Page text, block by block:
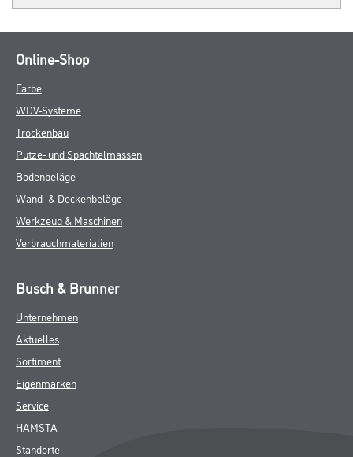
Online-Shop
Farbe
WDV-Systeme
Trockenbau
Putze- und Spachtelmassen
Bodenbeläge
Wand- & Deckenbeläge
Werkzeug & Maschinen
Verbrauchmaterialien
Busch & Brunner
Unternehmen
Aktuelles
Sortiment
Eigenmarken
Service
HAMSTA
Standorte